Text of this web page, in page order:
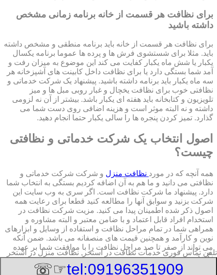
برای نظافت هر قسمت از خانه برنامه زمانی مشخص
داشته باشید
برای نظافت هر قسمت از خانه باید برنامه منطقی و مشخص داشته
باید. مثلا برای شستشوی فرش ها و پرده ها عموما برنامه یکسال
یکبار یا شش ماه یکبار کفایت می کند این موضوع به میزان رفت و
آمد شما بستگی دارد یا برای نظافت داخل کابینت های آشپزخانه هر
سه ماه یکبار باید برنامه داشته باشید. پیشنهاد یک شرکت خدماتی و
نظافتی خوب برای نظافت یخچال و غبار روبی مبل ها و میز
تلویزیون و کتابخانه باید هفته ای یکبار باشد. بیشتر از آن نه لزومی
داشته و نه البته موثر است و هزینه اضافی روی دست شما می
گذارد. تمیز کردن پنجره ها را سالی یکبار حتما انجام دهید.
اصول انتخاب یک شرکت خدماتی و نظافتی
چیست؟
همه آنچه که در مورد نظافت منزل و شرکت شرکت خدماتی و
نظافتی می دانید و ما هم به آن اضافه کردیم بستگی به انتخاب شما
دارد. پیشنهاد ما شرکت نظافت است. اگر سری به وب سایت این
شرکت بزنید و سوابق آنها را مطالعه کنید قطعا برای رعایت همه
اصول ذکر شده اطمینان پیدا می کنید. مزیت شرکت نظافت در
استخدام افراد قابل اعتماد و با ضامن معتبر و البته مشاوره و
همراهی شما در تمام مراحل نظافت و استفاده از وسایل و ابزارهای
نوین و کارآمد و همچنین قیمت های منصفانه می باشد. ضمن آنکه
می تواند از صفر تا صد مراحل نظافت را با موافقت شما بر عهده
بگیرد.
8/8/2026 9:53:04 PM
تلفن تماس فوریخدمات نظافت در استخر, نظافت منزل در استخر
tel:09196351909
☞☏